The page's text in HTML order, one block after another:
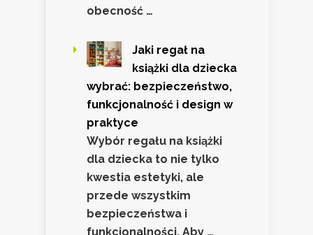
obecność …
Jaki regał na
książki dla dziecka
wybrać: bezpieczeństwo,
funkcjonalność i design w
praktyce
Wybór regału na książki
dla dziecka to nie tylko
kwestia estetyki, ale
przede wszystkim
bezpieczeństwa i
funkcjonalności. Aby …